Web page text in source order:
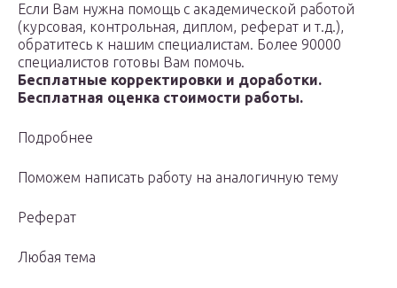
Если Вам нужна помощь с академической работой
(курсовая, контрольная, диплом, реферат и т.д.),
обратитесь к нашим специалистам. Более 90000
специалистов готовы Вам помочь.
Бесплатные корректировки и доработки.
Бесплатная оценка стоимости работы.
Подробнее
Поможем написать работу на аналогичную тему
Реферат
Любая тема